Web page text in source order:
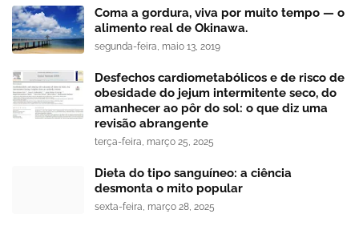
Coma a gordura, viva por muito tempo — o
alimento real de Okinawa.
segunda-feira, maio 13, 2019
Desfechos cardiometabólicos e de risco de
obesidade do jejum intermitente seco, do
amanhecer ao pôr do sol: o que diz uma
revisão abrangente
terça-feira, março 25, 2025
Dieta do tipo sanguíneo: a ciência
desmonta o mito popular
sexta-feira, março 28, 2025